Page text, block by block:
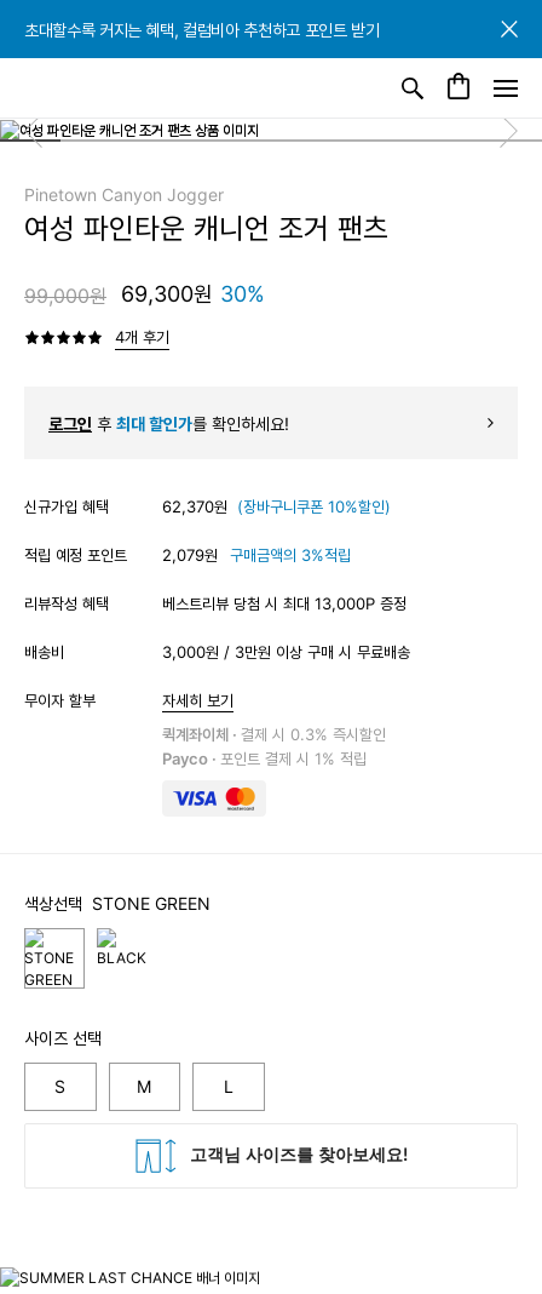
초대할수록 커지는 혜택, 컬럼비아 추천하고 포인트 받기
초대할수록 커지는 혜택, 컬럼비아 추천하고 포인트 받기
초대할수록 커지는 혜택, 컬럼비아 추천하고 포인트 받기
Pinetown Canyon Jogger
여성 파인타운 캐니언 조거 팬츠
99,000원 69,300원 30%
4개 후기
로그인 후 최대 할인가를 확인하세요!
신규가입 혜택 62,370원 (장바구니쿠폰 10%할인)
적립 예정 포인트 2,079원 구매금액의 3%적립
리뷰작성 혜택 베스트리뷰 당첨 시 최대 13,000P 증정
배송비 3,000원 / 3만원 이상 구매 시 무료배송
무이자 할부
자세히 보기
퀵계좌이체 · 결제 시 0.3% 즉시할인
Payco · 포인트 결제 시 1% 적립
색상선택 STONE GREEN
사이즈 선택
S M L